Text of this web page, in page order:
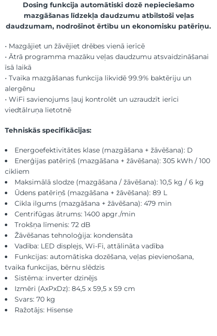
Dosing funkcija automātiski dozē nepieciešamo
mazgāšanas līdzekļa daudzumu atbilstoši veļas
daudzumam, nodrošinot ērtību un ekonomisku patēriņu.
• Mazgājiet un žāvējiet drēbes vienā ierīcē
• Ātrā programma mazāku veļas daudzumu atsvaidzināšanai
īsā laikā
• Tvaika mazgāšanas funkcija likvidē 99.9% baktēriju un
alergēnu
• WiFi savienojums ļauj kontrolēt un uzraudzīt ierīci
viedtālruņa lietotnē
Tehniskās specifikācijas:
Energoefektivitātes klase (mazgāšana + žāvēšana): D
Enerģijas patēriņš (mazgāšana + žāvēšana): 305 kWh / 100
cikliem
Maksimālā slodze (mazgāšana / žāvēšana): 10,5 kg / 6 kg
Ūdens patēriņš (mazgāšana + žāvēšana): 89 L
Cikla ilgums (mazgāšana + žāvēšana): 479 min
Centrifūgas ātrums: 1400 apgr./min
Trokšņa līmenis: 72 dB
Žāvēšanas tehnoloģija: kondensāta
Vadība: LED displejs, Wi-Fi, attālināta vadība
Funkcijas: automātiska dozēšana, veļas pievienošana,
tvaika funkcijas, bērnu slēdzis
Sistēma: inverter dzinējs
Izmēri (AxPxDz): 84,5 x 59,5 x 59 cm
Svars: 70 kg
Ražotājs: Hisense